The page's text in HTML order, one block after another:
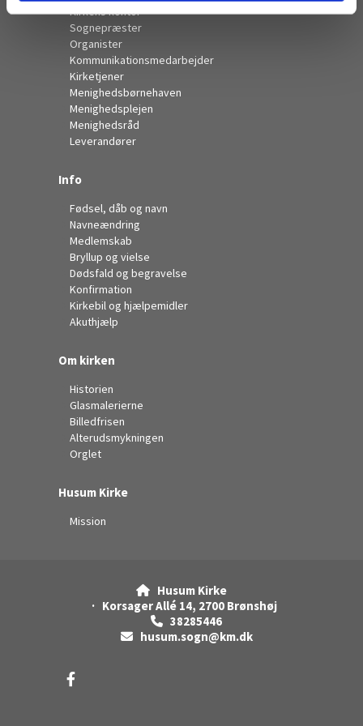
Kirkens kontor
Sognepræster
Organister
Kommunikationsmedarbejder
Kirketjener
Menighedsbørnehaven
Menighedsplejen
Menighedsråd
Leverandører
Info
Fødsel, dåb og navn
Navneændring
Medlemskab
Bryllup og vielse
Dødsfald og begravelse
Konfirmation
Kirkebil og hjælpemidler
Akuthjælp
Om kirken
Historien
Glasmalerierne
Billedfrisen
Alterudsmykningen
Orglet
Husum Kirke
Mission

Husum Kirke
· Korsager Allé 14, 2700 Brønshøj
 38285446
husum.sogn@km.dk